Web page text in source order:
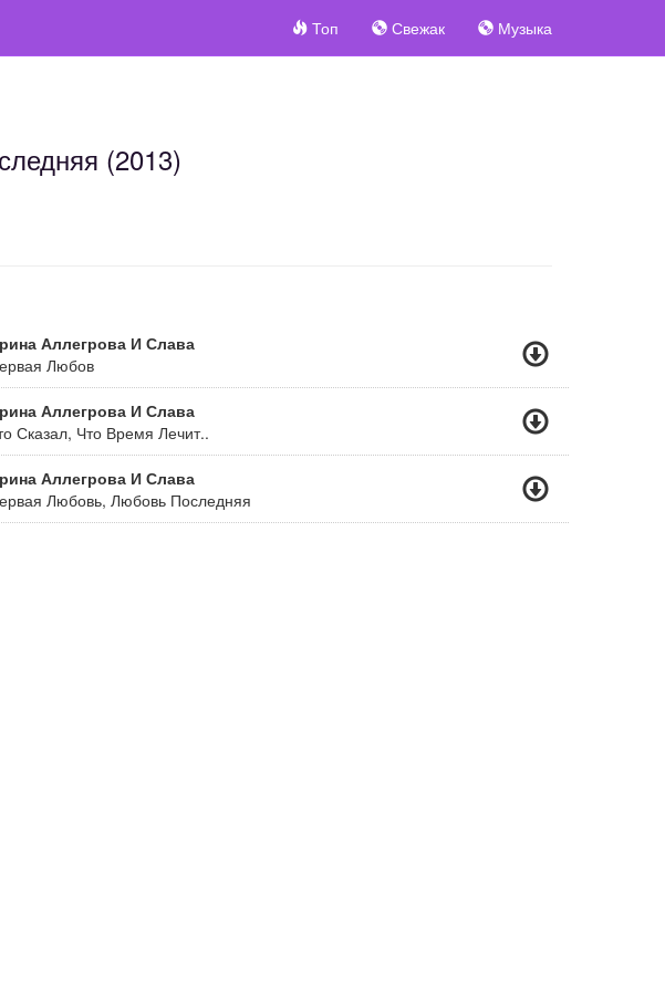
Топ Свежак Музыка
(2013)
Аллегрова И Слава
Любов
Аллегрова И Слава
Сказал, Что Время Лечит..
Аллегрова И Слава
Любовь, Любовь Последняя